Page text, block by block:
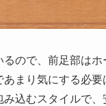
ので、前足部は
まり気にする必
込むスタイルで、